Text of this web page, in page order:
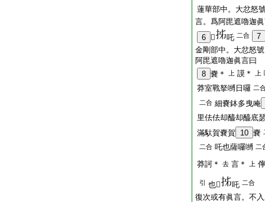
蓮華部中。大忿怒
言。爲阿毘遮嚕迦
6
𤙖 吒 二合
7
金剛部中。大忿怒
阿毘遮嚕迦眞言曰
8 嚢＊ 上 謨＊ 上
莽室戰拏嚩日囉 二
二合 細嚢鉢多曳唵
里佉佉却醯却醯底
滿馱賀嚢賀 10 嚢
二合 吒也薩囉嚩 二
莽訶＊ 去 言＊ 上
引 也𤙖 吒 二合
復次或有眞言。不